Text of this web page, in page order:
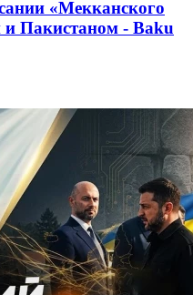
«Мекканского
Пакистаном - Baku